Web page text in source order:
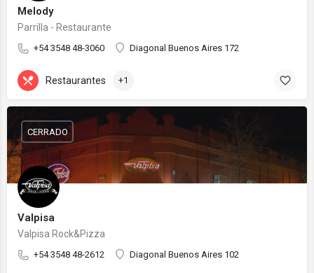
Melody
Parrilla - Restaurante
+54 3548 48-3060 Diagonal Buenos Aires 172
Restaurantes +1
Valpisa
Valpisa Rock&Pizza
+54 3548 48-2612 Diagonal Buenos Aires 102
CERRADO